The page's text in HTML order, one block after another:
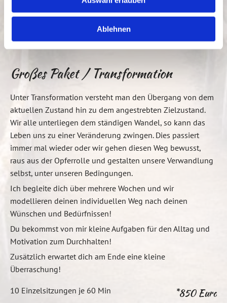
Ablehnen
5 Einzelsitzungen je 60 Min *450 Euro
Nur mit Termin (10 Euro Rabatt pro
Sitzung)
Großes Paket / Transformation
Unter Transformation versteht man den Übergang von dem
aktuellen Zustand hin zu dem angestrebten Zielzustand.
Wir alle unterliegen dem ständigen Wandel, so kann das
Leben uns zu einer Veränderung zwingen. Dies passiert
immer mal wieder oder wir gehen diesen Weg bewusst,
raus aus der Opferrolle und gestalten unsere Verwandlung
selbst, unter unseren Bedingungen.
Ich begleite dich über mehrere Wochen und wir
modellieren deinen individuellen Weg nach deinen
Wünschen und Bedürfnissen!
Du bekommst von mir kleine Aufgaben für den Alltag und
Motivation zum Durchhalten!
Zusätzlich erwartet dich am Ende eine kleine
Überraschung!
10 Einzelsitzungen je 60 Min *850 Euro